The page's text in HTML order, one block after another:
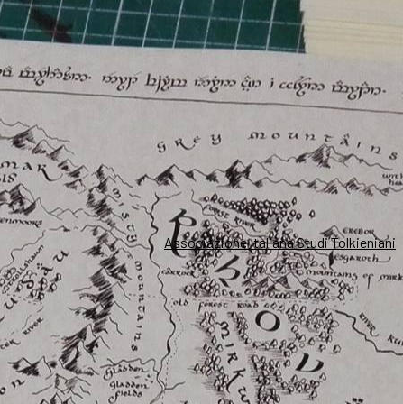
Associazione Italiana Studi Tolkieniani